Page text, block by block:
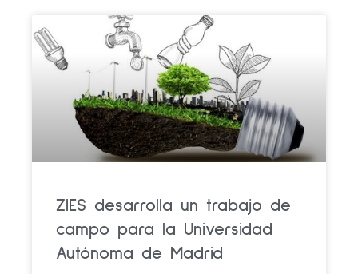
ZIES desarrolla un trabajo de
campo para la Universidad
Autónoma de Madrid